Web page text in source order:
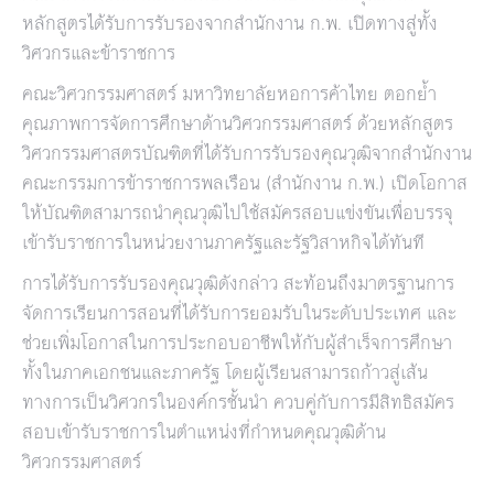
หลักสูตรได้รับการรับรองจากสำนักงาน ก.พ. เปิดทางสู่ทั้ง
วิศวกรและข้าราชการ
คณะวิศวกรรมศาสตร์ มหาวิทยาลัยหอการค้าไทย ตอกย้ำ
คุณภาพการจัดการศึกษาด้านวิศวกรรมศาสตร์ ด้วยหลักสูตร
วิศวกรรมศาสตรบัณฑิตที่ได้รับการรับรองคุณวุฒิจากสำนักงาน
คณะกรรมการข้าราชการพลเรือน (สำนักงาน ก.พ.) เปิดโอกาส
ให้บัณฑิตสามารถนำคุณวุฒิไปใช้สมัครสอบแข่งขันเพื่อบรรจุ
เข้ารับราชการในหน่วยงานภาครัฐและรัฐวิสาหกิจได้ทันที
การได้รับการรับรองคุณวุฒิดังกล่าว สะท้อนถึงมาตรฐานการ
จัดการเรียนการสอนที่ได้รับการยอมรับในระดับประเทศ และ
ช่วยเพิ่มโอกาสในการประกอบอาชีพให้กับผู้สำเร็จการศึกษา
ทั้งในภาคเอกชนและภาครัฐ โดยผู้เรียนสามารถก้าวสู่เส้น
ทางการเป็นวิศวกรในองค์กรชั้นนำ ควบคู่กับการมีสิทธิสมัคร
สอบเข้ารับราชการในตำแหน่งที่กำหนดคุณวุฒิด้าน
วิศวกรรมศาสตร์